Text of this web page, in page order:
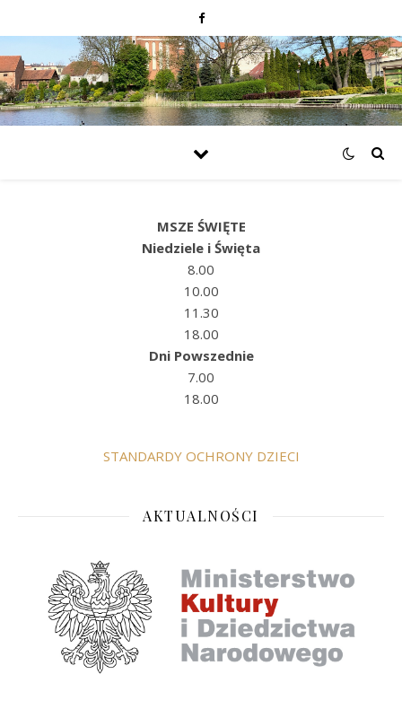
MSZE ŚWIĘTE
Niedziele i Święta
8.00
10.00
11.30
18.00
Dni Powszednie
7.00
18.00
STANDARDY OCHRONY DZIECI
AKTUALNOŚCI